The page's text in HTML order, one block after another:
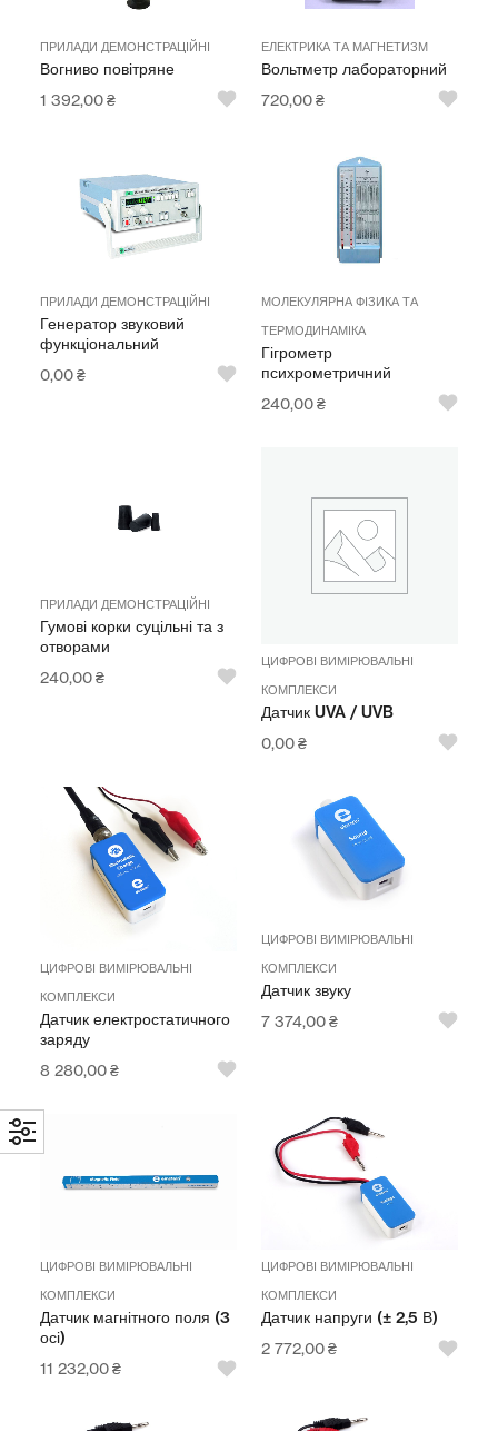
ПРИЛАДИ ДЕМОНСТРАЦІЙНІ
Вогниво повітряне
1 392,00₴
ЕЛЕКТРИКА ТА МАГНЕТИЗМ
Вольтметр лабораторний
720,00₴
ПРИЛАДИ ДЕМОНСТРАЦІЙНІ
Генератор звуковий
функціональний
0,00₴
МОЛЕКУЛЯРНА ФІЗИКА ТА
ТЕРМОДИНАМІКА
Гігрометр
психрометричний
240,00₴
ПРИЛАДИ ДЕМОНСТРАЦІЙНІ
Гумові корки суцільні та з
отворами
240,00₴
ЦИФРОВІ ВИМІРЮВАЛЬНІ
КОМПЛЕКСИ
Датчик UVA / UVB
0,00₴
ЦИФРОВІ ВИМІРЮВАЛЬНІ
КОМПЛЕКСИ
Датчик електростатичного
заряду
8 280,00₴
ЦИФРОВІ ВИМІРЮВАЛЬНІ
КОМПЛЕКСИ
Датчик звуку
7 374,00₴
ЦИФРОВІ ВИМІРЮВАЛЬНІ
КОМПЛЕКСИ
Датчик магнітного поля (3
осі)
11 232,00₴
ЦИФРОВІ ВИМІРЮВАЛЬНІ
КОМПЛЕКСИ
Датчик напруги (± 2,5 В)
2 772,00₴